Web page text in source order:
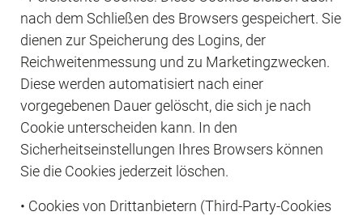
nach dem Schließen des Browsers gespeichert. Sie
dienen zur Speicherung des Logins, der
Reichweitenmessung und zu Marketingzwecken.
Diese werden automatisiert nach einer
vorgegebenen Dauer gelöscht, die sich je nach
Cookie unterscheiden kann. In den
Sicherheitseinstellungen Ihres Browsers können
Sie die Cookies jederzeit löschen.
• Cookies von Drittanbietern (Third-Party-Cookies